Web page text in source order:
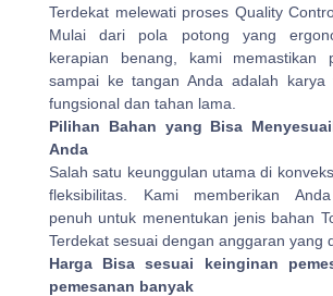
Terdekat melewati proses Quality
Mulai dari pola potong yang
kerapian benang, kami memastikan
sampai ke tangan Anda adalah karya
fungsional dan tahan lama.
Pilihan Bahan yang Bisa
Anda
Salah satu keunggulan utama di
fleksibilitas. Kami memberikan
penuh untuk menentukan jenis bahan
Terdekat sesuai dengan anggaran yang
Harga Bisa sesuai keinginan
pemesanan banyak